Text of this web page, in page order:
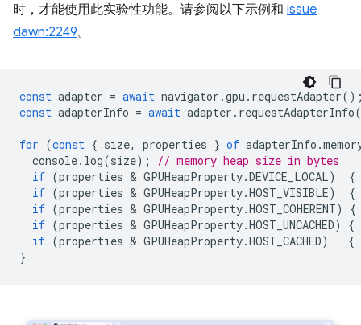
时，才能使用此实验性功能。请参阅以下示例和 issue
dawn:2249。
const adapter = await navigator .gpu . requestAdapter
const adapterInfo = await adapter . requestAdapterInfo
for (const { size, properties } of adapterInfo .
console. log(size);
// memory heap size in bytes
if (properties & GPUHeapProperty.DEVICE_LOCAL)
{
if (properties & GPUHeapProperty.HOST_VISIBLE)
{
if (properties & GPUHeapProperty.HOST_COHERENT)
{
if (properties & GPUHeapProperty.HOST_UNCACHED)
{
if (properties & GPUHeapProperty.HOST_CACHED)
{
}